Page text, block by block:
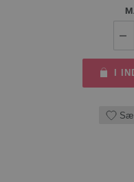
I